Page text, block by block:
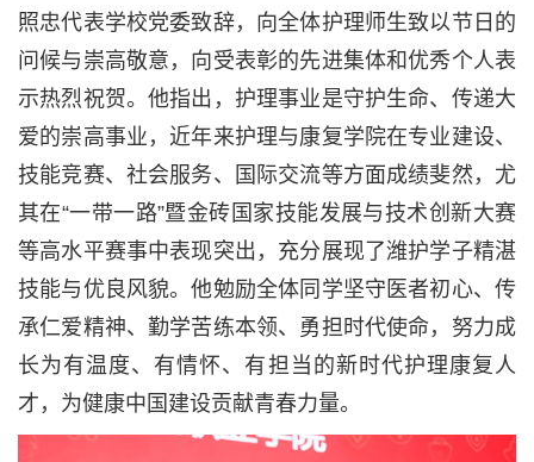
照忠代表学校党委致辞，向全体护理师生致以节日的
问候与崇高敬意，向受表彰的先进集体和优秀个人表
示热烈祝贺。他指出，护理事业是守护生命、传递大
爱的崇高事业，近年来护理与康复学院在专业建设、
技能竞赛、社会服务、国际交流等方面成绩斐然，尤
其在“一带一路”暨金砖国家技能发展与技术创新大赛
等高水平赛事中表现突出，充分展现了潍护学子精湛
技能与优良风貌。他勉励全体同学坚守医者初心、传
承仁爱精神、勤学苦练本领、勇担时代使命，努力成
长为有温度、有情怀、有担当的新时代护理康复人
才，为健康中国建设贡献青春力量。